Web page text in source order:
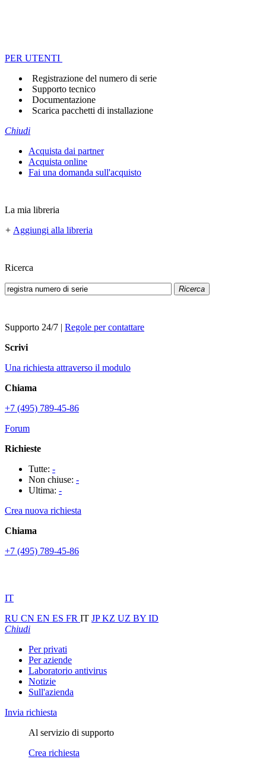
PER UTENTI
Registrazione del numero di serie
Supporto tecnico
Documentazione
Scarica pacchetti di installazione
Chiudi
Acquista dai partner
Acquista online
Fai una domanda sull'acquisto
La mia libreria
+ Aggiungi alla libreria
Ricerca
Ricerca
Supporto 24/7 | Regole per contattare
Scrivi
Una richiesta attraverso il modulo
Chiama
+7 (495) 789-45-86
Forum
Richieste
Tutte: -
Non chiuse: -
Ultima: -
Crea nuova richiesta
Chiama
+7 (495) 789-45-86
IT
RU CN EN ES FR IT JPKZ UZ BY ID
Chiudi
Per privati
Per aziende
Laboratorio antivirus
Notizie
Sull'azienda
Invia richiesta
Al servizio di supporto
Crea richiesta